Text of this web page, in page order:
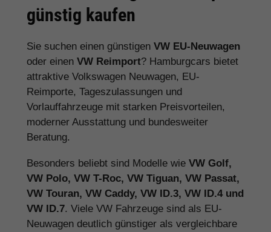
günstig kaufen
Sie suchen einen günstigen VW EU-Neuwagen
oder einen VW Reimport? Hamburgcars bietet
attraktive Volkswagen Neuwagen, EU-
Reimporte, Tageszulassungen und
Vorlauffahrzeuge mit starken Preisvorteilen,
moderner Ausstattung und bundesweiter
Beratung.
Besonders beliebt sind Modelle wie VW Golf,
VW Polo, VW T-Roc, VW Tiguan, VW Passat,
VW Touran, VW Caddy, VW ID.3, VW ID.4 und
VW ID.7. Viele VW Fahrzeuge sind als EU-
Neuwagen deutlich günstiger als vergleichbare